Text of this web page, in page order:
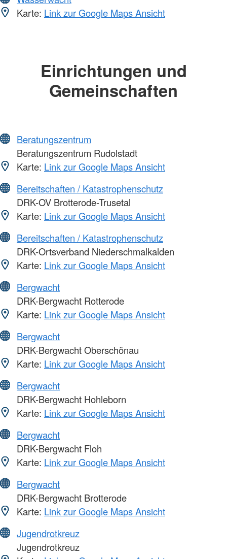
Karte: Link zur Google Maps Ansicht
Einrichtungen und
Gemeinschaften
Beratungszentrum
Beratungszentrum Rudolstadt
Karte: Link zur Google Maps Ansicht
Bereitschaften / Katastrophenschutz
DRK-OV Brotterode-Trusetal
Karte: Link zur Google Maps Ansicht
Bereitschaften / Katastrophenschutz
DRK-Ortsverband Niederschmalkalden
Karte: Link zur Google Maps Ansicht
Bergwacht
DRK-Bergwacht Rotterode
Karte: Link zur Google Maps Ansicht
Bergwacht
DRK-Bergwacht Oberschönau
Karte: Link zur Google Maps Ansicht
Bergwacht
DRK-Bergwacht Hohleborn
Karte: Link zur Google Maps Ansicht
Bergwacht
DRK-Bergwacht Floh
Karte: Link zur Google Maps Ansicht
Bergwacht
DRK-Bergwacht Brotterode
Karte: Link zur Google Maps Ansicht
Jugendrotkreuz
Jugendrotkreuz